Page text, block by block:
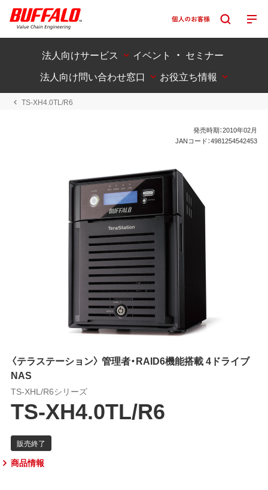
法人向けサービス
イベント ・ セミナー
法人向け問い合わせ窓口
お役立ち情報
TS-XH4.0TL/R6
発売時期：2010年02月
JANコード：4981254542453
〈テラステーション〉 管理者・RAID6機能搭載 4ドライブ
NAS
TS-XHL/R6シリーズ
TS-XH4.0TL/R6
商品情報